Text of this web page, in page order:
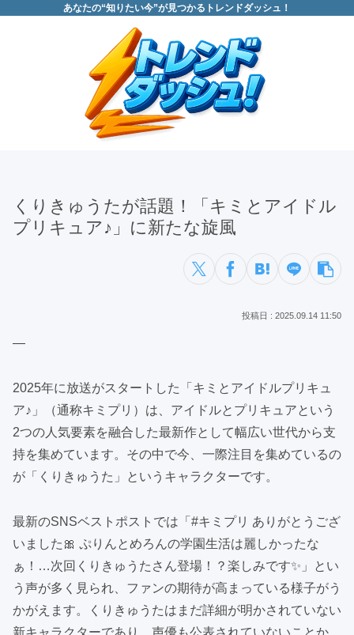
あなたの“知りたい今”が見つかるトレンドダッシュ！
くりきゅうたが話題！「キミとアイドル
プリキュア♪」に新たな旋風
2025.09.14 11:50
—
2025年に放送がスタートした「キミとアイドルプリキュ
ア♪」（通称キミプリ）は、アイドルとプリキュアという
2つの人気要素を融合した最新作として幅広い世代から支
持を集めています。その中で今、一際注目を集めているの
が「くりきゅうた」というキャラクターです。
最新のSNSベストポストでは「#キミプリ ありがとうござ
いました🎀 ぷりんとめろんの学園生活は麗しかったな
ぁ！…次回くりきゅうたさん登場！？楽しみです✨」とい
う声が多く見られ、ファンの期待が高まっている様子がう
かがえます。くりきゅうたはまだ詳細が明かされていない
新キャラクターであり、声優も公表されていないことか